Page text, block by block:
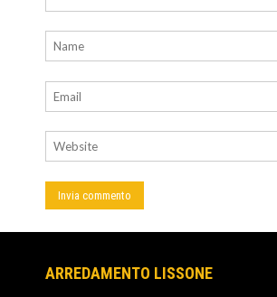
ARREDAMENTO LISSONE